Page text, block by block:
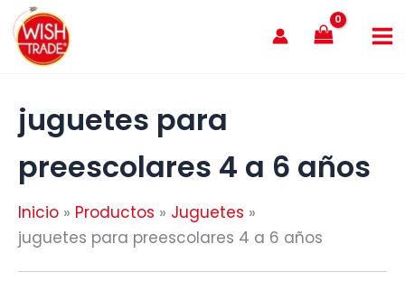
al
contenido
juguetes para
preescolares 4 a 6 años
Inicio Productos
Juguetes
juguetes para preescolares 4 a 6 años